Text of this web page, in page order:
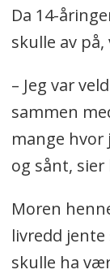
Da 14-
skulle av
– Jeg var
sammen
mange hvor
og sånt, sier
Moren
livredd
skulle ha